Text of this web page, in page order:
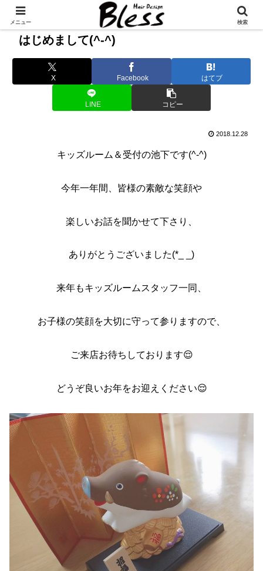
はじめまして(^-^)
X Facebook はてブ
LINE コピー
2018.12.28
キッズルーム＆受付の池下です(^-^)
今年一年間、皆様の素敵な笑顔や
楽しいお話を聞かせて下さり、
ありがとうございました(*_ _)
来年もキッズルームスタッフ一同、
お子様の笑顔を大切に守って参りますので、
ご来店お待ちしております😌
どうぞ良いお年をお迎えください😌
メニュー 検索